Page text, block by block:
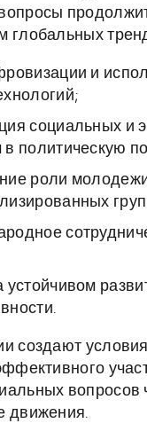
глобальных
и
социальных и
политическую
роли
устойчивом
создают
вопросов
движения.